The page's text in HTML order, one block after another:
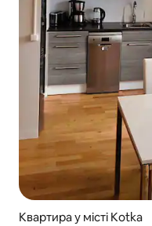
Квартира у місті Kotka